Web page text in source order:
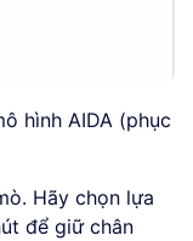
hình AIDA (phục
Hãy chọn lựa
để giữ chân